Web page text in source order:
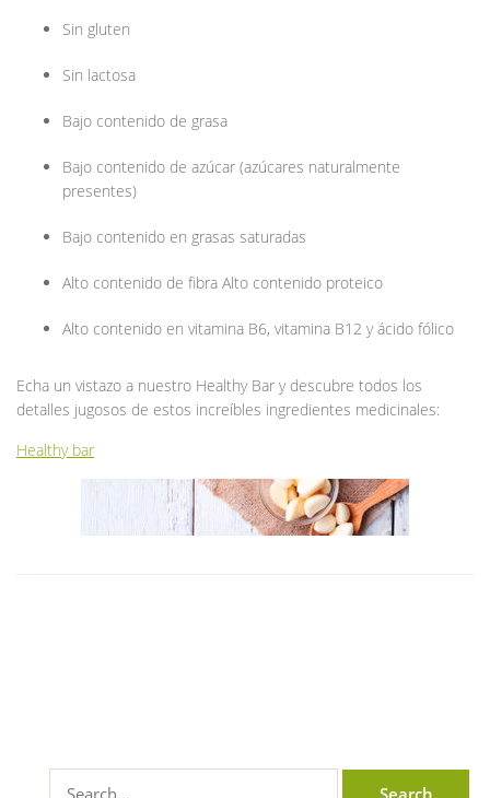
Sin gluten
Sin lactosa
Bajo contenido de grasa
Bajo contenido de azúcar (azúcares naturalmente
presentes)
Bajo contenido en grasas saturadas
Alto contenido de fibra Alto contenido proteico
Alto contenido en vitamina B6, vitamina B12 y ácido fólico
Echa un vistazo a nuestro Healthy Bar y descubre todos los
detalles jugosos de estos increíbles ingredientes medicinales:
Healthy bar